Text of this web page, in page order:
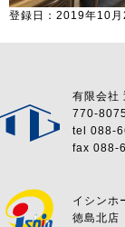
登録日：2019年10月
有限会社
770-
tel 088-
fax 088-
イシンホ
徳島北店